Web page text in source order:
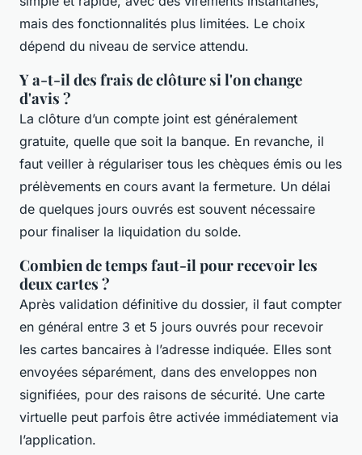
mais des fonctionnalités plus limitées. Le choix
dépend du niveau de service attendu.
Y a-t-il des frais de clôture si l'on change
d'avis ?
La clôture d’un compte joint est généralement
gratuite, quelle que soit la banque. En revanche, il
faut veiller à régulariser tous les chèques émis ou les
prélèvements en cours avant la fermeture. Un délai
de quelques jours ouvrés est souvent nécessaire
pour finaliser la liquidation du solde.
Combien de temps faut-il pour recevoir les
deux cartes ?
Après validation définitive du dossier, il faut compter
en général entre 3 et 5 jours ouvrés pour recevoir
les cartes bancaires à l’adresse indiquée. Elles sont
envoyées séparément, dans des enveloppes non
signifiées, pour des raisons de sécurité. Une carte
virtuelle peut parfois être activée immédiatement via
l’application.